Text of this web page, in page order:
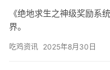
《绝地求生之神级奖励系
界。
吃鸡资讯 2025年8月30日